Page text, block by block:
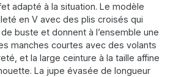
adapté à la situation. Le modèle
en V avec des plis croisés qui
buste et donnent à l’ensemble une
manches courtes avec des volants
et la large ceinture à la taille affine
La jupe évasée de longueur